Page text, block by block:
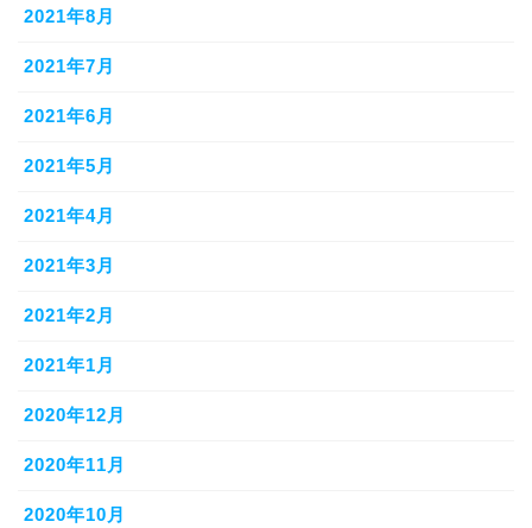
2021年8月
2021年7月
2021年6月
2021年5月
2021年4月
2021年3月
2021年2月
2021年1月
2020年12月
2020年11月
2020年10月